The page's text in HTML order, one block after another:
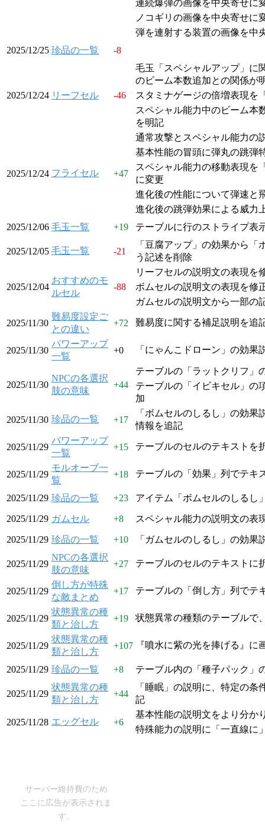
連続爆弾の画像を中央寄せに
ノコギリの画像を中央寄せに
弾を連射する装置の画像を中
2025/12/25 珍品の一覧 -8
2025/12/24 リーフセル -46
毛玉「スペシャルアップ」に
のビーム本数追加との関係が
スタミナゲージの倍増表現を
スペシャル能力中のビーム本
を明記
2025/12/24 フライセル +47
通常攻撃とスペシャル能力の
基本性能の冒頭に弾丸の跳弾
スペシャル能力の移動表現を
に変更
進化後の性能について弾速と
進化後の跳弾効果による威力
2025/12/06 毛玉一覧 +19 テーブルに行のストライプ表
2025/12/05 毛玉一覧 -21
「豆腐アップ」の効果から
う記述を削除
2025/12/04
おすすめのモ
ルセル
-88
リーフセルの説明文の表現を
ボムセルの説明文の表現を修
ガムセルの説明文から一部の
2025/11/30
難易度設定ご
との違い
+72 難易度に関する補足説明を追
2025/11/30
パワーアップ
一覧
+0 「にゃんこドローン」の効果
2025/11/30
NPCの各選択
肢の意味
+44
テーブルの「ラットクリフ」
テーブルの「イビキセル」の
加
2025/11/30 珍品の一覧 +17
「ボムセルのしるし」の効
情報を追記
2025/11/29
パワーアップ
一覧
+15 テーブルのセルのテキストを
2025/11/29
モルオーブ一
覧
+18 テーブルの「効果」列でテキ
2025/11/29 珍品の一覧 +23 アイテム「ボムセルのしるし
2025/11/29 ガムセル +8 スペシャル能力の説明文の表
2025/11/29 珍品の一覧 +10 「ガムセルのしるし」の効
2025/11/29
NPCの各選択
肢の意味
+27 テーブルのセルのテキストに
2025/11/29
倒し方が特殊
な敵まとめ
+17 テーブルの「倒し方」列でテ
2025/11/29
状態異常の種
類と治し方
+19 状態異常の種類のテーブルで
2025/11/29
状態異常の種
類と治し方
+107 『噴水に紫の光を捧げる』に
2025/11/29 珍品の一覧 +8 テーブル内の「種子パック」
2025/11/29
状態異常の種
類と治し方
+44
「睡眠」の説明に、特定の
記
2025/11/28 エッグセル +6
基本性能の説明文をより分か
特殊能力の説明に「一直線に
サーバー維持費のため
ここに広告が表示されま
す。